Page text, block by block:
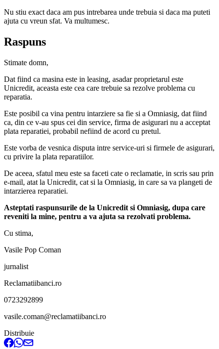
Nu stiu exact daca am pus intrebarea unde trebuia si daca ma puteti
ajuta cu vreun sfat. Va multumesc.
Raspuns
Stimate domn,
Dat fiind ca masina este in leasing, asadar proprietarul este
Unicredit, aceasta este cea care trebuie sa rezolve problema cu
reparatia.
Este posibil ca vina pentru intarziere sa fie si a Omniasig, dat fiind
ca, din ce v-au spus cei din service, firma de asigurari nu a acceptat
plata reparatiei, probabil nefiind de acord cu pretul.
Este vorba de vesnica disputa intre service-uri si firmele de asigurari,
cu privire la plata reparatiilor.
De aceea, sfatul meu este sa faceti cate o reclamatie, in scris sau prin
e-mail, atat la Unicredit, cat si la Omniasig, in care sa va plangeti de
intarzierea reparatiei.
Asteptati raspunsurile de la Unicredit si Omniasig, dupa care
reveniti la mine, pentru a va ajuta sa rezolvati problema.
Cu stima,
Vasile Pop Coman
jurnalist
Reclamatiibanci.ro
0723292899
vasile.coman@reclamatiibanci.ro
Distribuie